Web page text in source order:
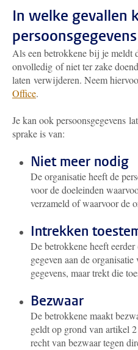
In welke gevallen
Als een betrokkene bij je meldt
onvolledig of niet ter zake
laten verwijderen. Neem
Office.
Je kan ook persoonsgegevens
sprake is van:
Niet meer nodig
De organisatie heeft de
voor de doeleinden
verzameld of waarvoor de
Intrekken
De betrokkene heeft
gegeven aan de
gegevens, maar trekt die
Bezwaar
De betrokkene maakt
geldt op grond van artikel
recht van bezwaar tegen